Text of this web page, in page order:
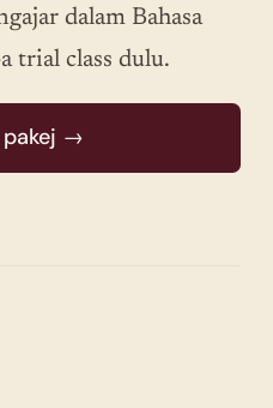
dalam Bahasa
trial class dulu.
pakej →